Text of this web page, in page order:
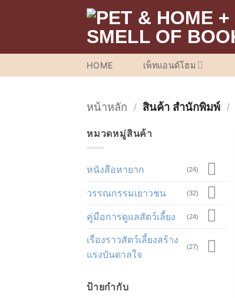
HOME เพ็ทแอนด์โฮม
หน้าหลัก / สินค้า สำนักพิมพ์ /
หมวดหมู่สินค้า
หนังสือหายาก (24)
วรรณกรรมเยาวชน (32)
คู่มือการดูแลสัตว์เลี้ยง (24)
เรื่องราวสัตว์เลี้ยงสร้าง
แรงบันดาลใจ
(27)
ป้ายกำกับ